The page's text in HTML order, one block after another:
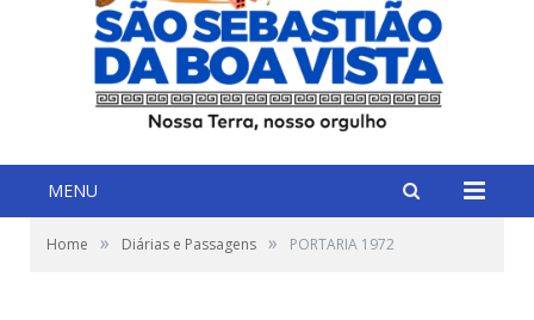
MENU
Home » Diárias e Passagens » PORTARIA 1972